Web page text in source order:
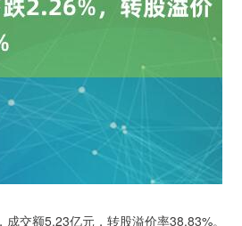
交额5.23亿元，转股溢价率38.83%。
沪深300 4694.44